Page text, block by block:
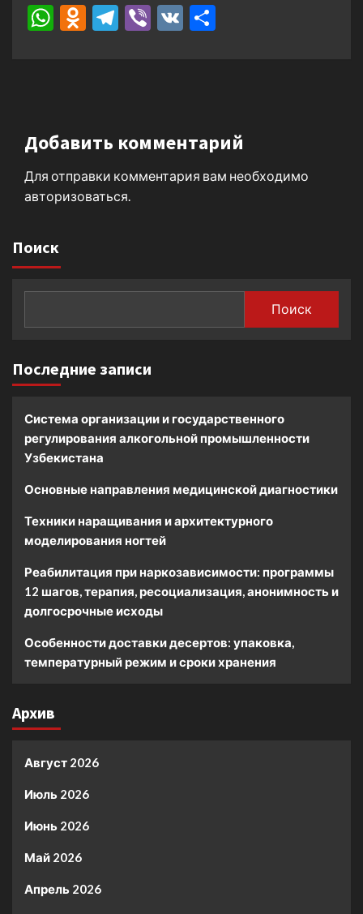
WhatsApp
Odnoklassniki
Telegram
Viber
VK
Добавить комментарий
Для отправки комментария вам необходимо
авторизоваться
Поиск
Поиск
Последние записи
Система организации и государственного
регулирования алкогольной промышленности
Узбекистана
Основные направления медицинской диагностики
Техники наращивания и архитектурного
моделирования ногтей
Реабилитация при наркозависимости: программы
12 шагов, терапия, ресоциализация, анонимность и
долгосрочные исходы
Особенности доставки десертов: упаковка,
температурный режим и сроки хранения
Архив
Август 2026
Июль 2026
Июнь 2026
Май 2026
Апрель 2026